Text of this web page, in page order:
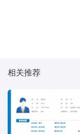
相关推荐